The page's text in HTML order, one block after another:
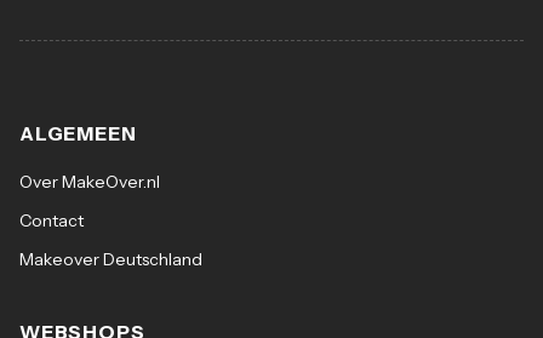
ALGEMEEN
Over MakeOver.nl
Contact
Makeover Deutschland
WEBSHOPS